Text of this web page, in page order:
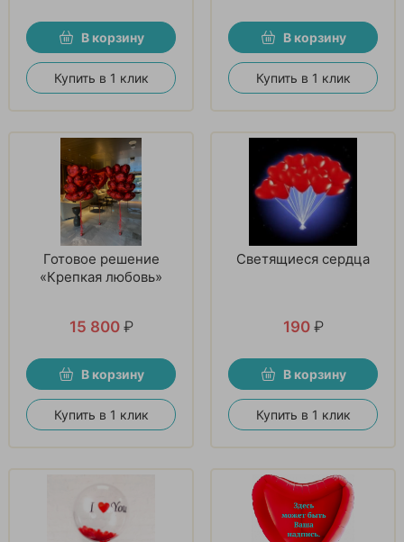
В корзину
Купить в 1 клик
В корзину
Купить в 1 клик
Готовое решение
«Крепкая любовь»
15 800 ₽
В корзину
Купить в 1 клик
Светящиеся сердца
190 ₽
В корзину
Купить в 1 клик